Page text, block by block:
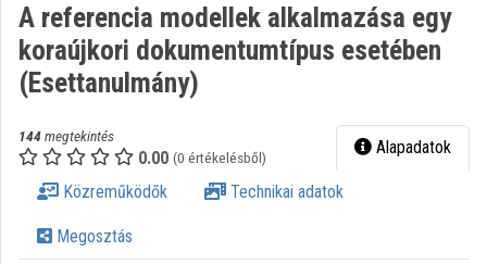
Intézményi felfedezés
Kategóriák
Intézmények
A referencia modellek alkalmazása egy
koraújkori dokumentumtípus esetében
(Esettanulmány)
144megtekintés
0.00 (0 értékelésből) Alapadatok
Közreműködők Technikai adatok
Megosztás